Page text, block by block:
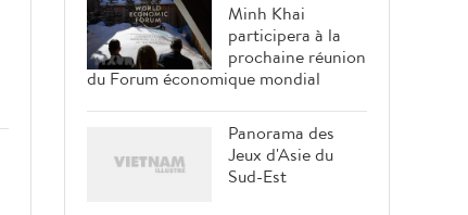
Minh Khai
participera à la
prochaine réunion
du Forum économique mondial
Panorama des
Jeux d'Asie du
Sud-Est